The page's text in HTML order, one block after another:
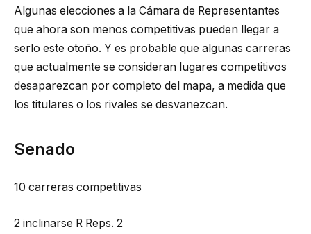
Algunas elecciones a la Cámara de Representantes
que ahora son menos competitivas pueden llegar a
serlo este otoño. Y es probable que algunas carreras
que actualmente se consideran lugares competitivos
desaparezcan por completo del mapa, a medida que
los titulares o los rivales se desvanezcan.
Senado
10 carreras competitivas
2 inclinarse R Reps. 2